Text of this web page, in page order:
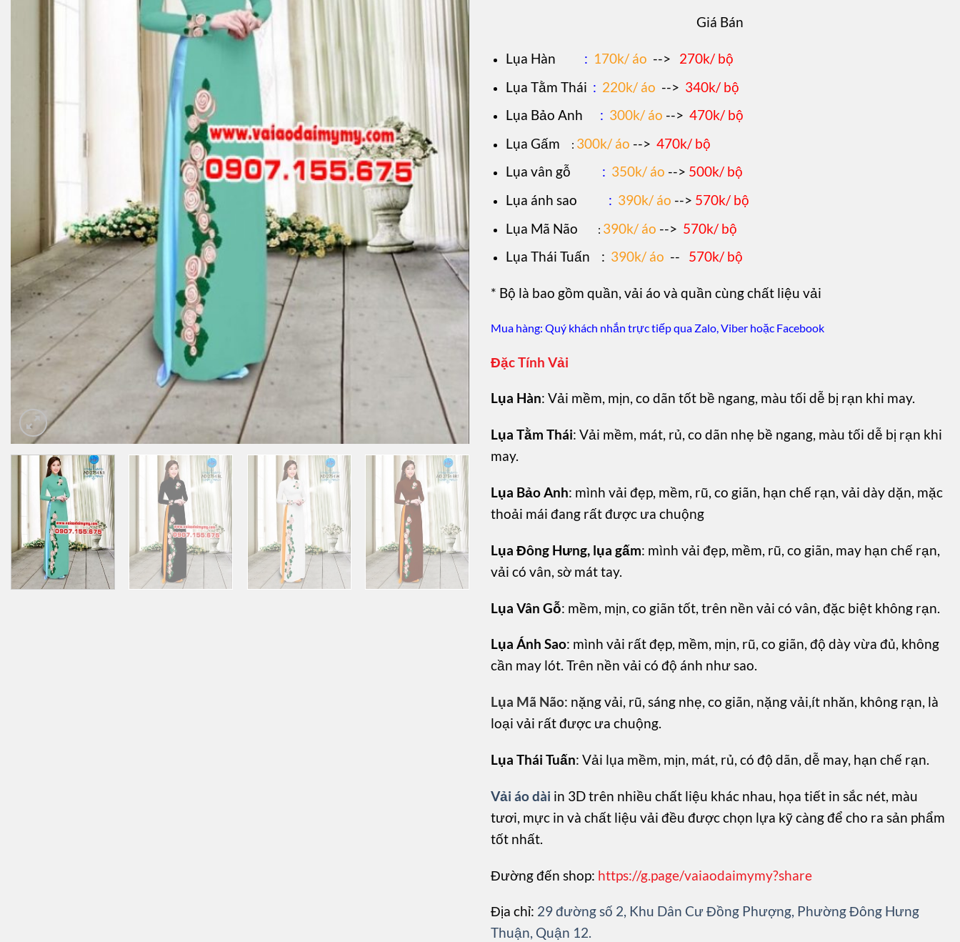
Giá Bán
Lụa Hàn : 170k/ áo --> 270k/ bộ
Lụa Tằm Thái : 220k/ áo --> 340k/ bộ
Lụa Bảo Anh
: 300k/ áo --> 470k/ bộ
Lụa Gấm
: 300k/ áo --> 470k/ bộ
Lụa vân gỗ : 350k/ áo --> 500k/ bộ
Lụa ánh sao : 390k/ áo --> 570k/ bộ
Lụa Mã Não
: 390k/ áo --> 570k/ bộ
Lụa Thái Tuấn
: 390k/ áo -- 570k/ bộ
* Bộ là bao gồm quần, vải áo và quần cùng chất liệu vải
Mua hàng: Quý khách nhắn trực tiếp qua Zalo, Viber hoặc Facebook
Đặc Tính Vải
Lụa Hàn: Vải mềm, mịn, co dãn tốt bề ngang, màu tối dễ bị rạn khi may.
Lụa Tằm Thái: Vải mềm, mát, rủ, co dãn nhẹ bề ngang, màu tối dễ bị rạn khi
may.
Lụa Bảo Anh: mình vải đẹp, mềm, rũ, co giãn, hạn chế rạn, vải dày dặn, mặc
thoải mái đang rất được ưa chuộng
Lụa Đông Hưng, lụa gấm: mình vải đẹp, mềm, rũ, co giãn, may hạn chế rạn,
vải có vân, sờ mát tay.
Lụa Vân Gỗ: mềm, mịn, co giãn tốt, trên nền vải có vân, đặc biệt không rạn.
Lụa Ánh Sao: mình vải rất đẹp, mềm, mịn, rũ, co giãn, độ dày vừa đủ, không
cần may lót. Trên nền vải có độ ánh như sao.
Lụa Mã Não: nặng vải, rũ, sáng nhẹ, co giãn, nặng vải,ít nhăn, không rạn, là
loại vải rất được ưa chuộng.
Lụa Thái Tuấn: Vải lụa mềm, mịn, mát, rủ, có độ dãn, dễ may, hạn chế rạn.
Vải áo dài in 3D trên nhiều chất liệu khác nhau, họa tiết in sắc nét, màu
tươi, mực in và chất liệu vải đều được chọn lựa kỹ càng để cho ra sản phẩm
tốt nhất.
Đường đến shop: https://g.page/vaiaodaimymy?share
Địa chỉ: 29 đường số 2, Khu Dân Cư Đồng Phượng, Phường Đông Hưng
Thuận, Quận 12.